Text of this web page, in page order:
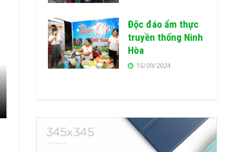
Độc đáo ẩm thực
truyền thống Ninh
Hòa
15/09/2024